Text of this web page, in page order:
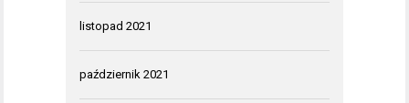
listopad 2021
październik 2021